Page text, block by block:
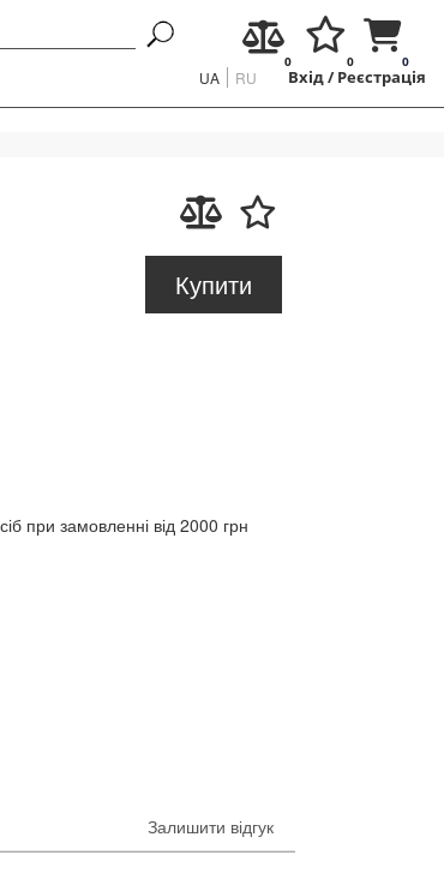
0
0
0
Вхід/Реєстрація
UA RU
Купити
при замовленні від 2000 грн
Залишити відгук